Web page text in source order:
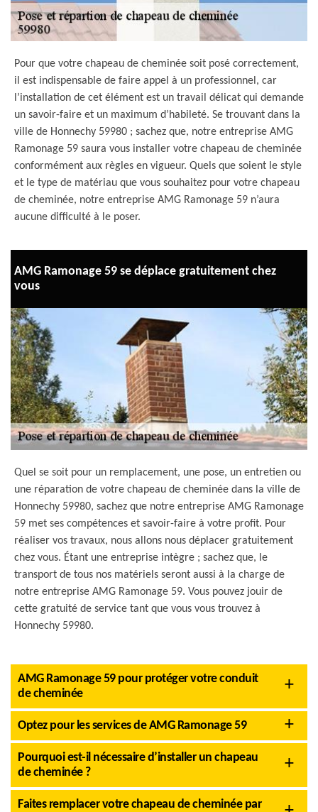
Pour que votre chapeau de cheminée soit posé correctement,
il est indispensable de faire appel à un professionnel, car
l’installation de cet élément est un travail délicat qui demande
un savoir-faire et un maximum d’habileté. Se trouvant dans la
ville de Honnechy 59980 ; sachez que, notre entreprise AMG
Ramonage 59 saura vous installer votre chapeau de cheminée
conformément aux règles en vigueur. Quels que soient le style
et le type de matériau que vous souhaitez pour votre chapeau
de cheminée, notre entreprise AMG Ramonage 59 n’aura
aucune difficulté à le poser.
AMG Ramonage 59 se déplace gratuitement chez
vous
Quel se soit pour un remplacement, une pose, un entretien ou
une réparation de votre chapeau de cheminée dans la ville de
Honnechy 59980, sachez que notre entreprise AMG Ramonage
59 met ses compétences et savoir-faire à votre profit. Pour
réaliser vos travaux, nous allons nous déplacer gratuitement
chez vous. Étant une entreprise intègre ; sachez que, le
transport de tous nos matériels seront aussi à la charge de
notre entreprise AMG Ramonage 59. Vous pouvez jouir de
cette gratuité de service tant que vous vous trouvez à
Honnechy 59980.
AMG Ramonage 59 pour protéger votre conduit
de cheminée
Optez pour les services de AMG Ramonage 59
Pourquoi est-il nécessaire d’installer un chapeau
de cheminée ?
Faites remplacer votre chapeau de cheminée par